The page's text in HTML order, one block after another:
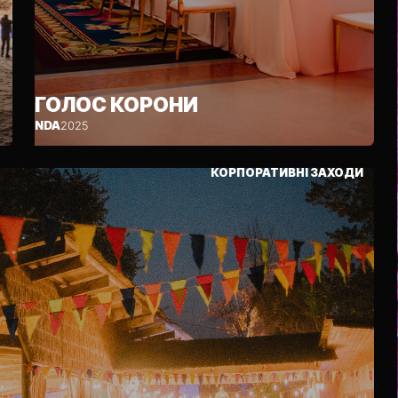
ГОЛОС КОРОНИ
NDA2025
КОРПОРАТИВНІ ЗАХОДИ